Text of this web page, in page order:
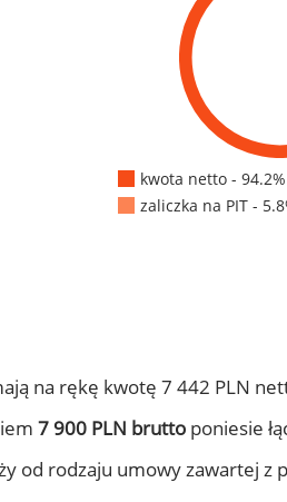
kwota netto - 94.2%
zaliczka na PIT -
na rękę kwotę 7 442 PLN
7 900 PLN brutto poniesie
od rodzaju umowy zawartej z